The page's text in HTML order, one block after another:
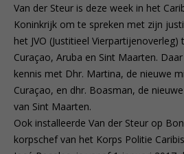
Van der Steur is deze week in het
Koninkrijk om te spreken met zijn
het JVO (Justitieel
Curaçao, Aruba en Sint Maarten.
kennis met Dhr. Martina, de nieuwe
Curaçao, en dhr. Boasman, de
van Sint Maarten.
Ook installeerde Van der Steur op
korpschef van het Korps Politie